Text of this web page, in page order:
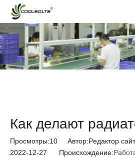
Блог
Как делают
Просмотры:10 Автор:Pедактор
2022-12-27 Происхождение: